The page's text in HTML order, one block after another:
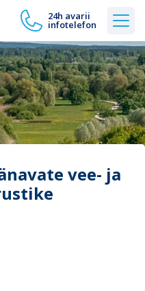
24h avarii
infotelefon
vee- ja